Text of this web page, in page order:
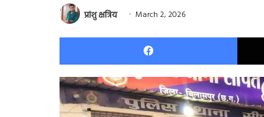
प्रांशु क्षत्रिय March 2, 2026